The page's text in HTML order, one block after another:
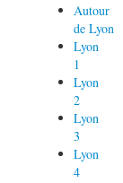
Autour
de Lyon
Lyon
1
Lyon
2
Lyon
3
Lyon
4